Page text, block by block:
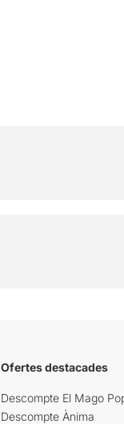
Ofertes destacades
Descompte El Mago
Descompte Ànima